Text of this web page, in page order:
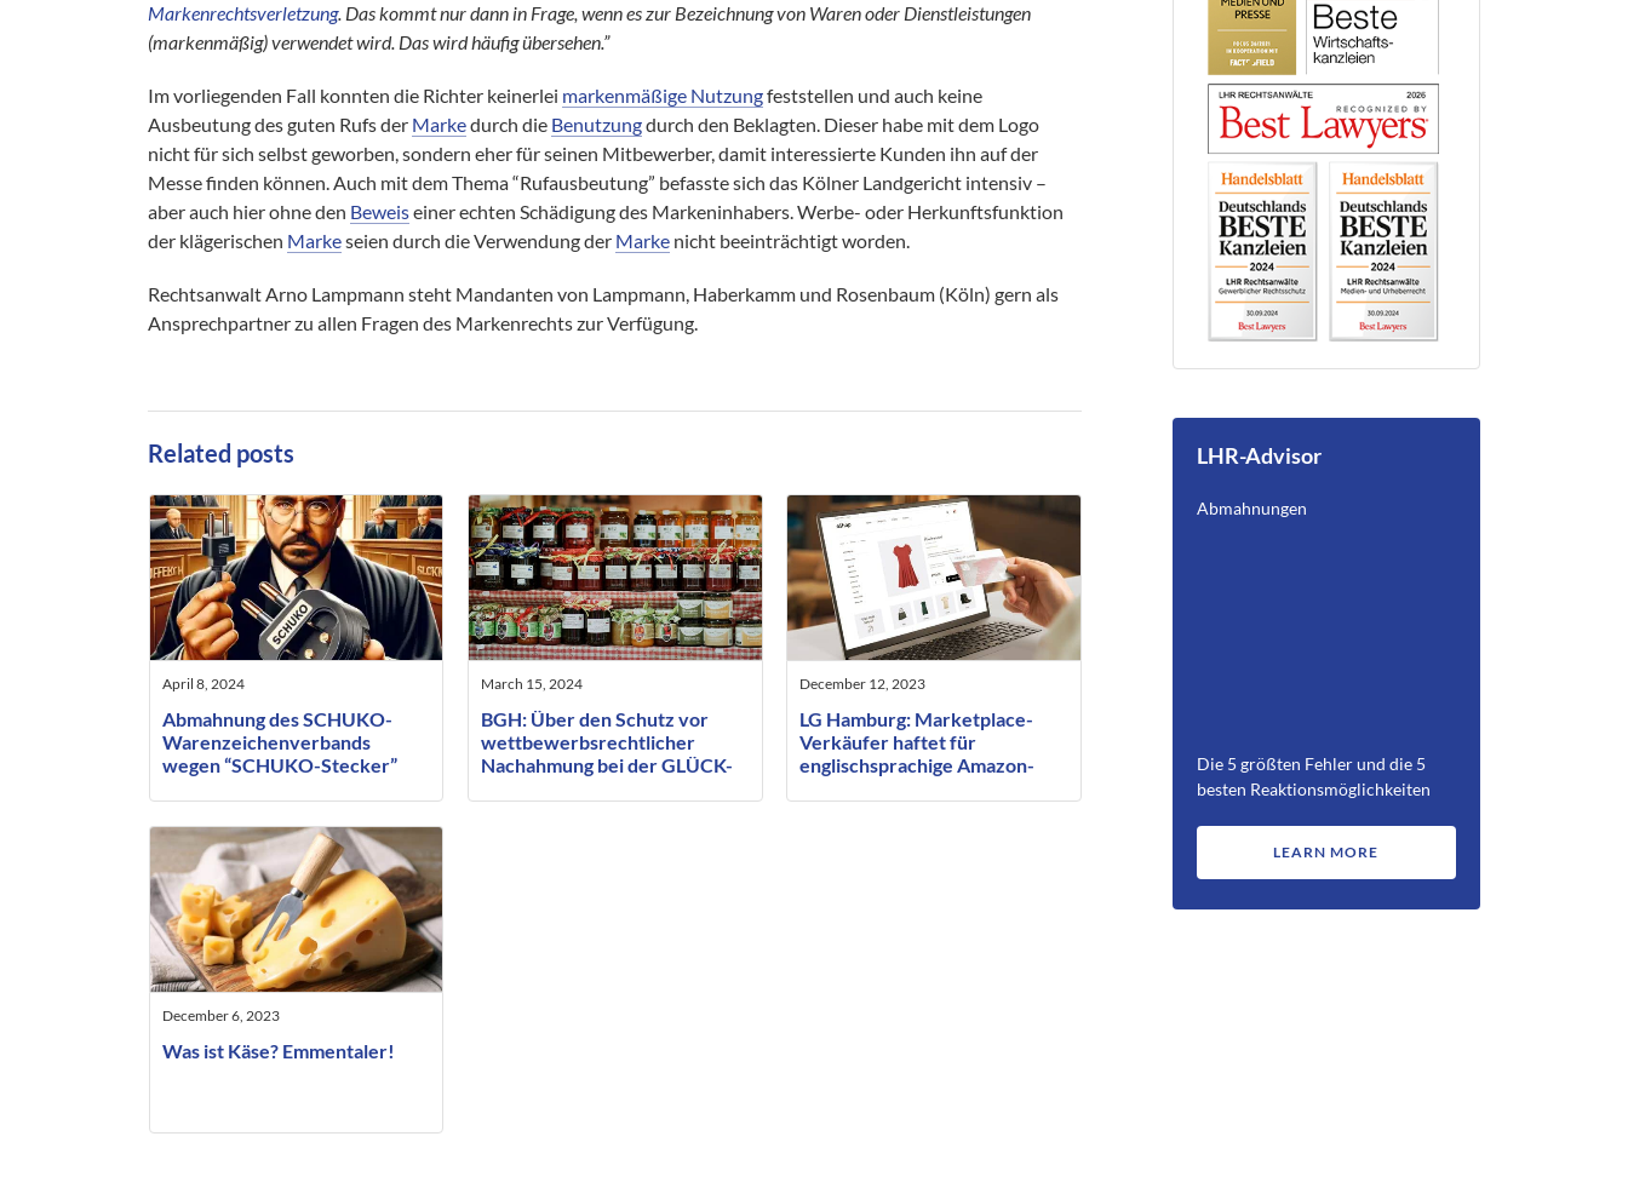
Markenrechtsverletzung. Das kommt nur dann in Frage, wenn es zur Bezeichnung von Waren oder Dienstleistungen
(markenmäßig) verwendet wird. Das wird häufig übersehen.”
Im vorliegenden Fall konnten die Richter keinerlei markenmäßige Nutzungfeststellen und auch keine
Ausbeutung des guten Rufs der Markedurch die Benutzungdurch den Beklagten. Dieser habe mit dem Logo
nicht für sich selbst geworben, sondern eher für seinen Mitbewerber, damit interessierte Kunden ihn auf der
Messe finden können. Auch mit dem Thema “Rufausbeutung” befasste sich das Kölner Landgericht intensiv –
aber auch hier ohne den Beweiseiner echten Schädigung des Markeninhabers. Werbe- oder Herkunftsfunktion
der klägerischen Markeseien durch die Verwendung der Marke nicht beeinträchtigt worden.
Rechtsanwalt Arno Lampmann steht Mandanten von Lampmann, Haberkamm und Rosenbaum (Köln) gern als
Ansprechpartner zu allen Fragen des Markenrechts zur Verfügung.
Related posts
April 8, 2024
Abmahnung des SCHUKO-
Warenzeichenverbands
wegen “SCHUKO-Stecker”
March 15, 2024
BGH: Über den Schutz vor
wettbewerbsrechtlicher
Nachahmung bei der GLÜCK-
December 12, 2023
LG Hamburg: Marketplace-
Verkäufer haftet für
englischsprachige Amazon-
December 6, 2023
Was ist Käse? Emmentaler!
LHR-Advisor
Abmahnungen
Die 5 größten Fehler und die 5
besten Reaktionsmöglichkeiten
LEARN MORE